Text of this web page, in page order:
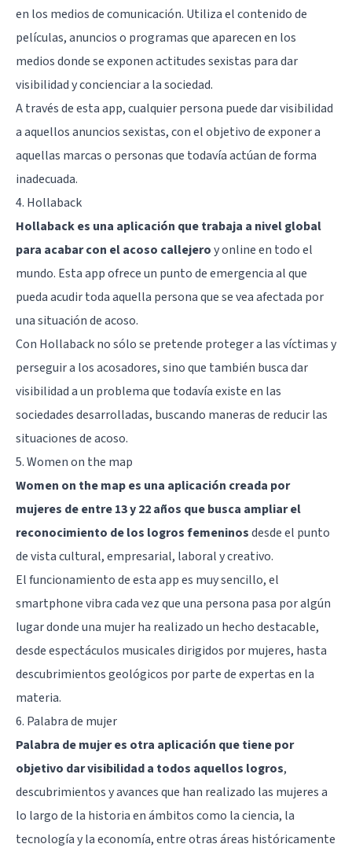
en los medios de comunicación. Utiliza elcontenido de
películas, anuncios o programas que aparecen en los
medios donde se exponen actitudes sexistas para dar
visibilidad y concienciar a la sociedad.
A través de esta app, cualquier persona puede dar visibilidad
a aquellos anuncios sexistas, con el objetivo de exponer a
aquellas marcas o personas que todavía actúan de forma
inadecuada.
4. Hollaback
Hollaback es una aplicación que trabaja a nivel global
para acabar con el acoso callejeroy online en todo el
mundo. Esta app ofrece un punto de emergencia al que
pueda acudir toda aquella persona que se vea afectada por
una situación de acoso.
Con Hollaback no sólo se pretende proteger a las víctimas y
perseguir a los acosadores, sino que también busca dar
visibilidad a un problema que todavía existe en las
sociedades desarrolladas, buscando maneras de reducir las
situaciones de acoso.
5. Women on the map
Women on the map es una aplicación creada por
mujeres de entre 13 y 22 años que busca ampliar el
reconocimiento de los logros femeninosdesde el punto
de vista cultural, empresarial, laboral y creativo.
El funcionamiento de esta app es muy sencillo, el
smartphone vibra cada vez que una persona pasa por algún
lugar donde una mujer ha realizado un hecho destacable,
desde espectáculos musicales dirigidos por mujeres, hasta
descubrimientos geológicos por parte de expertas en la
materia.
6. Palabra de mujer
Palabra de mujer es otra aplicación que tiene por
objetivo dar visibilidad a todos aquellos logros,
descubrimientos y avances que han realizado las mujeres a
lo largo de la historia en ámbitos como la ciencia, la
tecnología y la economía, entre otras áreas históricamente